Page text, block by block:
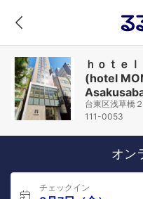
ｈｏｔｅ
(hotel
台東区浅草橋
111-0053
オン
チェックイン